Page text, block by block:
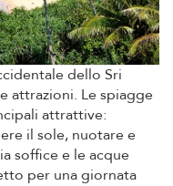
dello Sri
attrazioni. Le spiagge
attrattive:
il sole, nuotare e
soffice e le acque
per una giornata